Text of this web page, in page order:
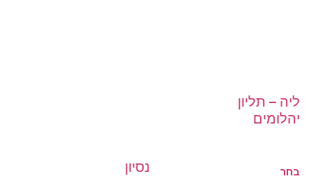
ליה – תליון
יהלומים
בחר
נסיון